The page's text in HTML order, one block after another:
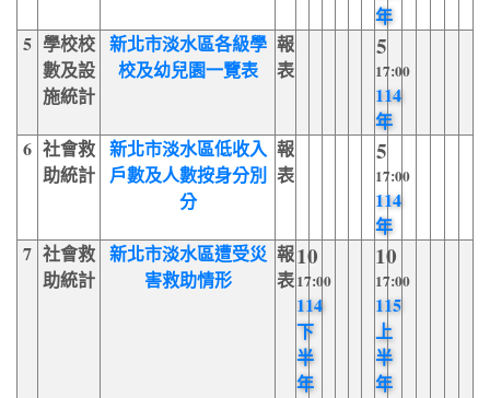
年
5 學校校
數及設
施統計
新北市淡水區各級學
校及幼兒園一覽表
報
表
5
17:00
114
年
6 社會救
助統計
新北市淡水區低收入
戶數及人數按身分別
分
報
表
5
17:00
114
年
7 社會救
助統計
新北市淡水區遭受災
害救助情形
報
表
10
17:00
114
下
半
年
10
17:00
115
上
半
年